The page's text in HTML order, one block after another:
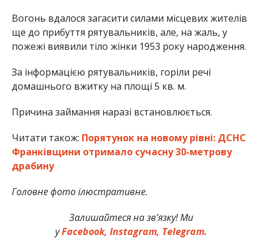
Вогонь вдалося загасити силами місцевих жителів
ще до прибуття рятувальників, але, на жаль, у
пожежі виявили тіло жінки 1953 року народження.
За інформацією рятувальників, горіли речі
домашнього вжитку на площі 5 кв. м.
Причина займання наразі встановлюється.
Читати також: Порятунок на новому рівні: ДСНС
Франківщини отримало сучасну 30-метрову
драбину
Головне фото ілюстративне.
Залишайтеся на зв’язку! Ми
уFacebook, Instagram, Telegram.